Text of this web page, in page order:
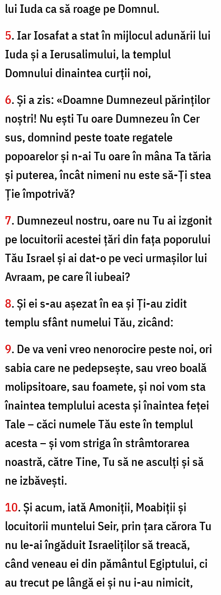
lui Iuda ca să roage pe Domnul.
5. Iar Iosafat a stat în mijlocul adunării lui
Iuda şi a Ierusalimului, la templul
Domnului dinaintea curţii noi,
6. Şi a zis: «Doamne Dumnezeul părinţilor
noştri! Nu eşti Tu oare Dumnezeu în Cer
sus, domnind peste toate regatele
popoarelor şi n-ai Tu oare în mâna Ta tăria
şi puterea, încât nimeni nu este să-Ți stea
Ție împotrivă?
7. Dumnezeul nostru, oare nu Tu ai izgonit
pe locuitorii acestei ţări din faţa poporului
Tău Israel şi ai dat-o pe veci urmaşilor lui
Avraam, pe care îl iubeai?
8. Şi ei s-au aşezat în ea şi Ți-au zidit
templu sfânt numelui Tău, zicând:
9. De va veni vreo nenorocire peste noi, ori
sabia care ne pedepseşte, sau vreo boală
molipsitoare, sau foamete, şi noi vom sta
înaintea templului acesta şi înaintea feţei
Tale – căci numele Tău este în templul
acesta – şi vom striga în strâmtorarea
noastră, către Tine, Tu să ne asculţi şi să
ne izbăveşti.
10. Şi acum, iată Amoniţii, Moabiţii şi
locuitorii muntelui Seir, prin ţara cărora Tu
nu le-ai îngăduit Israeliţilor să treacă,
când veneau ei din pământul Egiptului, ci
au trecut pe lângă ei şi nu i-au nimicit,